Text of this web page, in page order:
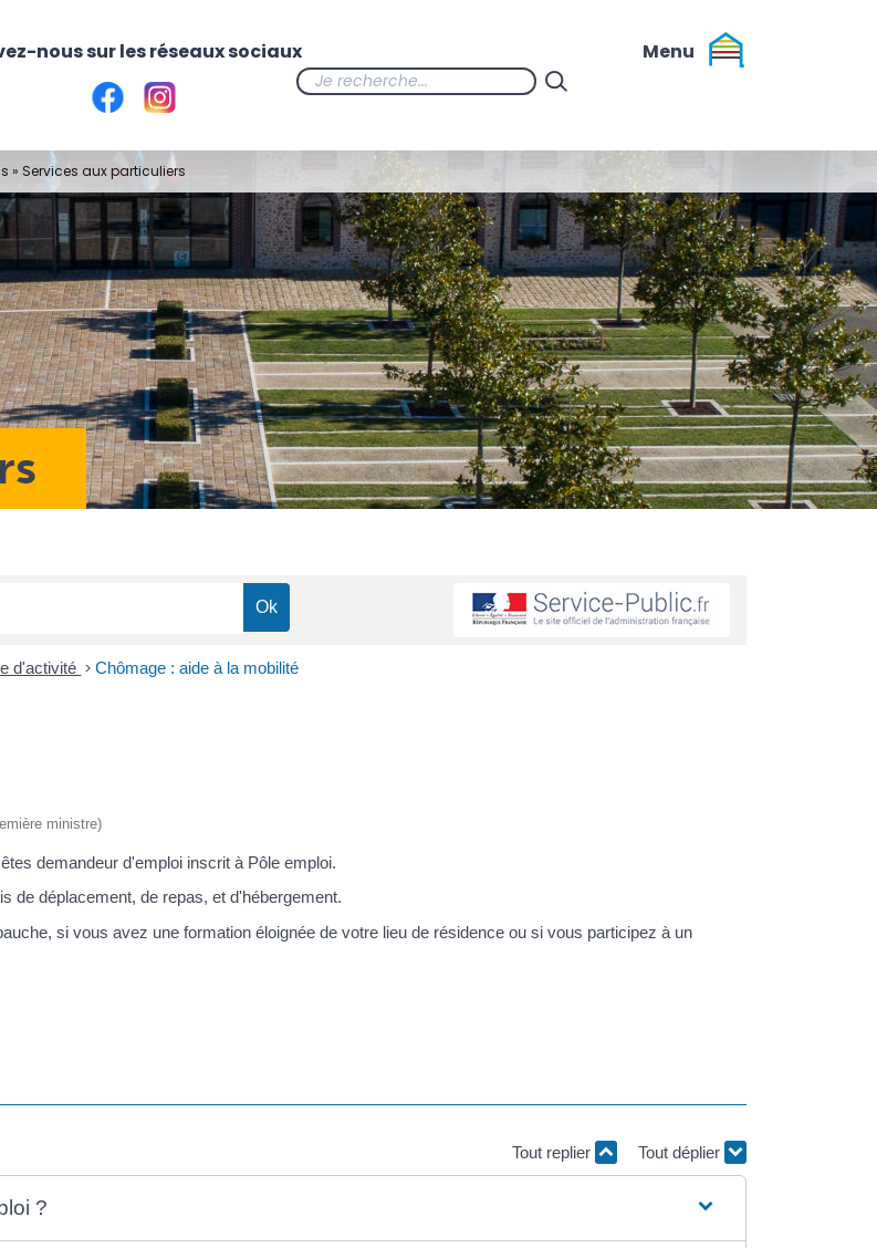
» Services aux particuliers
d'activité > Chômage : aide à la mobilité
ministre)
demandeur d'emploi inscrit à Pôle emploi.
de déplacement, de repas, et d'hébergement.
si vous avez une formation éloignée de votre lieu de résidence ou si vous participez à un
Tout replier Tout déplier
?